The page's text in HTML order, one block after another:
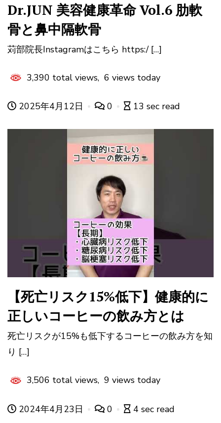
Dr.JUN 美容健康革命 Vol.6 肋軟
骨と鼻中隔軟骨
苅部院長Instagramはこちら https:/ […]
3,390 total views, 6 views today
2025年4月12日 0 13 sec read
【死亡リスク15%低下】健康的に
正しいコーヒーの飲み方とは
死亡リスクが15%も低下するコーヒーの飲み方を知
り […]
3,506 total views, 9 views today
2024年4月23日 0 4 sec read